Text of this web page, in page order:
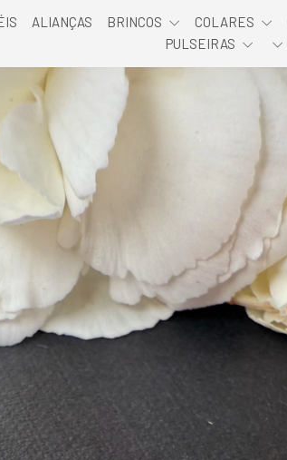
ALIANÇAS BRINCOS COLARES
PULSEIRAS